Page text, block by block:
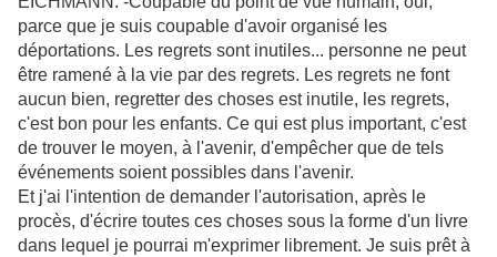
parce que je suis coupable d'avoir organisé les
déportations. Les regrets sont inutiles... personne ne peut
être ramené à la vie par des regrets. Les regrets ne font
aucun bien, regretter des choses est inutile, les regrets,
c'est bon pour les enfants. Ce qui est plus important, c'est
de trouver le moyen, à l'avenir, d'empêcher que de tels
événements soient possibles dans l'avenir.
Et j'ai l'intention de demander l'autorisation, après le
procès, d'écrire toutes ces choses sous la forme d'un livre
dans lequel je pourrai m'exprimer librement. Je suis prêt à